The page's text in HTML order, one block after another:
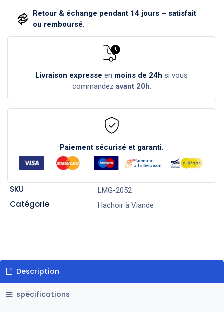
Retour & échange pendant 14 jours – satisfait
ou remboursé.
Livraison expresse en moins de 24h si vous
commandez avant 20h.
Paiement sécurisé et garanti.
SKU LMG-2052
Catégorie Hachoir à Viande
Description
spécifications